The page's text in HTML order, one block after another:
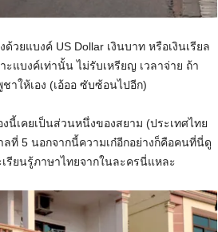
วยแบงค์ US Dollar เงินบาท หรือเงินเรียล
แบงค์เท่านั้น ไม่รับเหรียญ เวลาจ่าย ถ้า
าให้เอง (เอ้ออ ซับซ้อนไปอีก)
นี้เคยเป็นส่วนหนึ่งของสยาม (ประเทศไทย
ที่ 5 นอกจากนี้ความเก๋อีกอย่างก็คือคนที่นี่ดู
รียนรู้ภาษาไทยจากในละครนี่แหละ